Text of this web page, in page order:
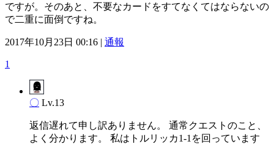
ですが。そのあと、不要なカードをすてなくてはならないの
で二重に面倒ですね。
2017年10月23日 00:16 | 通報
1
〇 Lv.13
返信遅れて申し訳ありません。 通常クエストのこと、
よく分かります。 私はトルリッカ1-1を回っています